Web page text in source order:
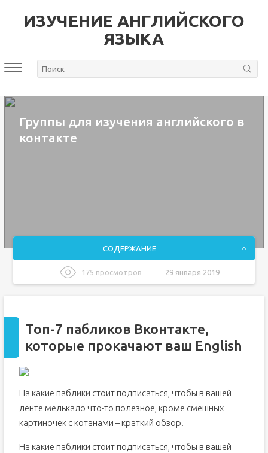
ИЗУЧЕНИЕ АНГЛИЙСКОГО
ЯЗЫКА
Группы для изучения английского в
контакте
СОДЕРЖАНИЕ
175 просмотров 29 января 2019
Как это переводится, Чувак?
Учите английский язык с Би-би-си
английского
Топ-7 пабликов Вконтакте,
которые прокачают ваш English
На какие паблики стоит подписаться, чтобы в вашей
ленте мелькало что-то полезное, кроме смешных
картиночек с котанами – краткий обзор.
На какие паблики стоит подписаться, чтобы в вашей